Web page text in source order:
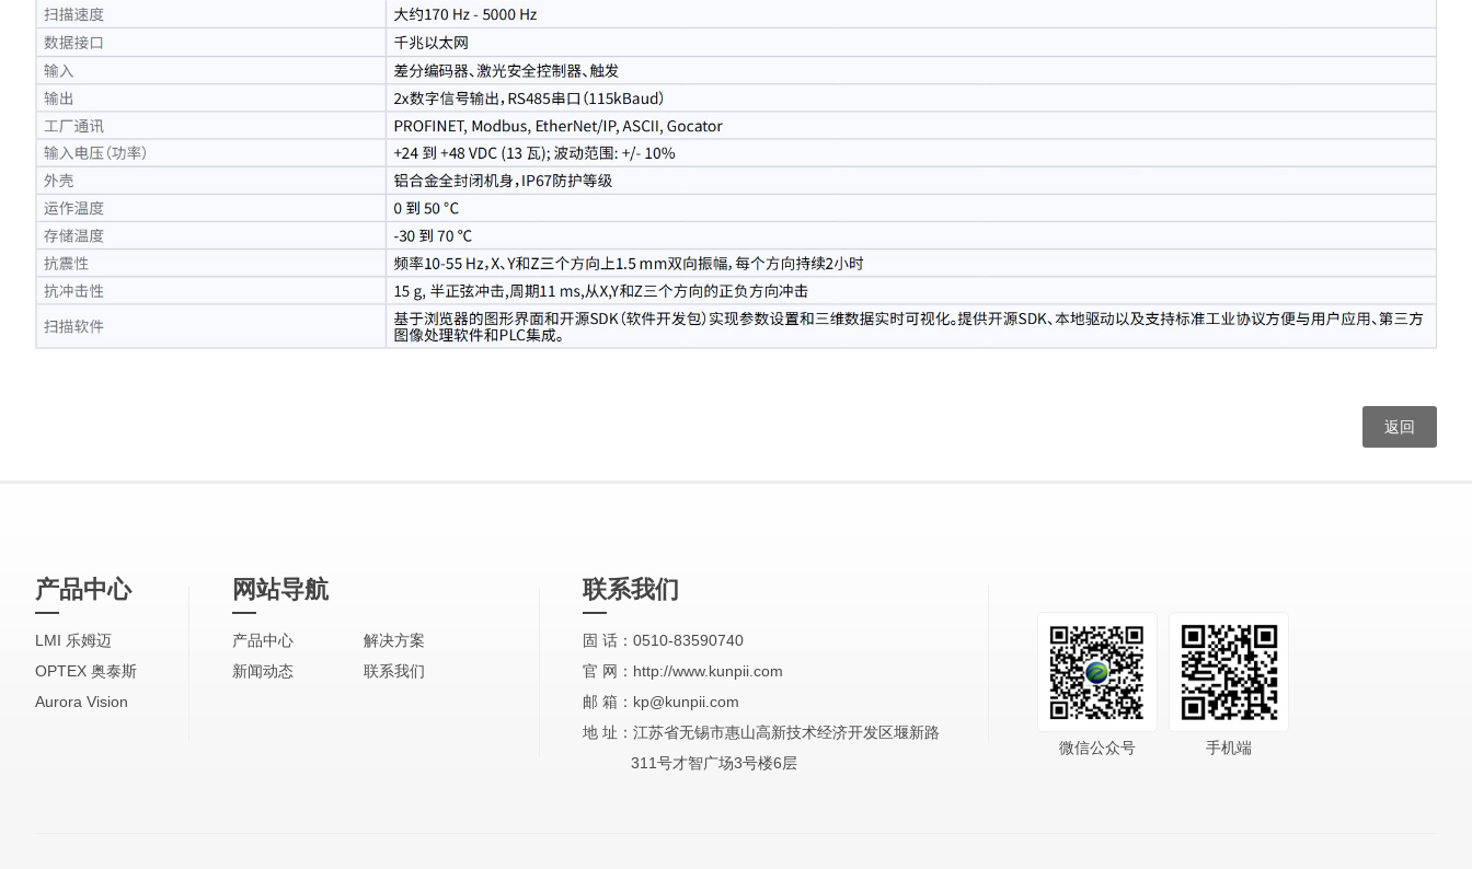
返回
产品中心
LMI 乐姆迈
OPTEX 奥泰斯
Aurora Vision
网站导航
产品中心
解决方案
新闻动态
联系我们
联系我们
固 话：0510-83590740
官 网：http://www.kunpii.com
邮 箱：kp@kunpii.com
地 址：江苏省无锡市惠山高新技术经济开发区堰新路
311号才智广场3号楼6层
微信公众号 手机端